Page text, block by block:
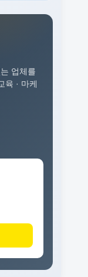
업체를
육 · 마케